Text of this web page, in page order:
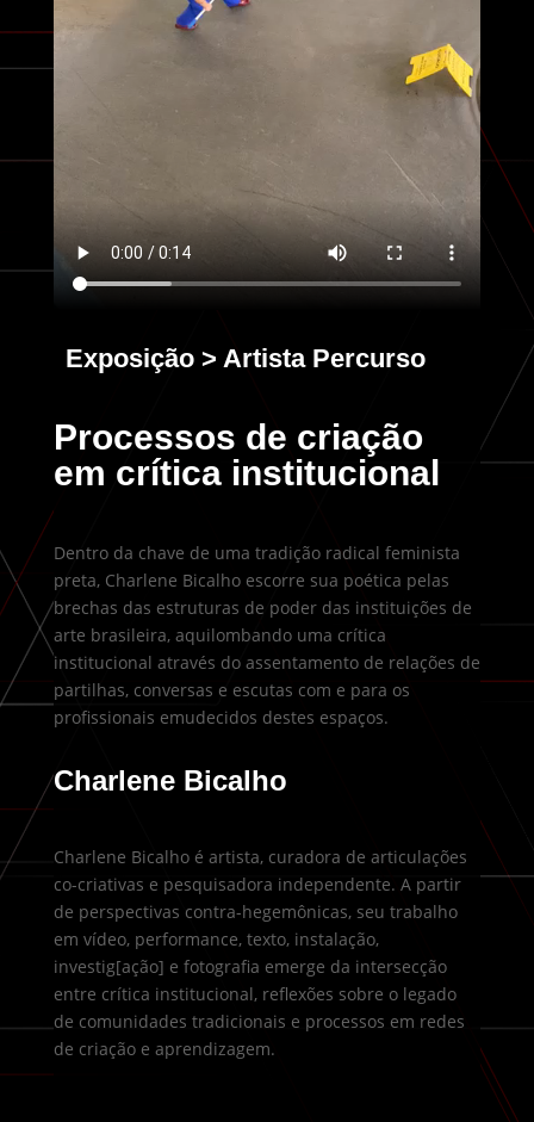
Exposição > Artista Percurso
Processos de criação
em crítica institucional
Dentro da chave de uma tradição radical feminista
preta, Charlene Bicalho escorre sua poética pelas
brechas das estruturas de poder das instituições de
arte brasileira, aquilombando uma crítica
institucional através do assentamento de relações de
partilhas, conversas e escutas com e para os
profissionais emudecidos destes espaços.
Charlene Bicalho
Charlene Bicalho é artista, curadora de articulações
co-criativas e pesquisadora independente. A partir
de perspectivas contra-hegemônicas, seu trabalho
em vídeo, performance, texto, instalação,
investig[ação] e fotografia emerge da intersecção
entre crítica institucional, reflexões sobre o legado
de comunidades tradicionais e processos em redes
de criação e aprendizagem.